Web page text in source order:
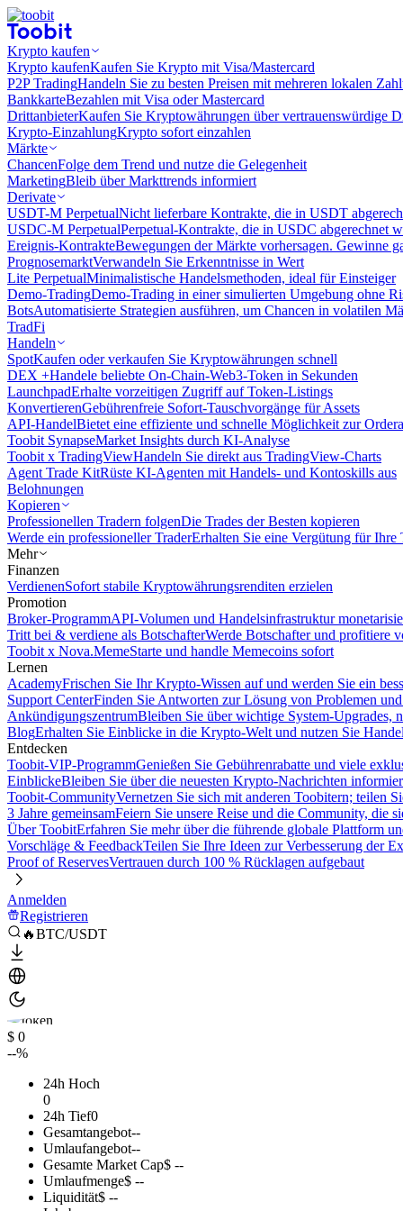
Krypto kaufen
Krypto kaufenKaufen Sie Krypto mit Visa/Mastercard
P2P TradingHandeln Sie zu besten Preisen mit mehreren lokalen
BankkarteBezahlen mit Visa oder Mastercard
DrittanbieterKaufen Sie Kryptowährungen über vertrauenswürdige
Krypto-EinzahlungKrypto sofort einzahlen
Märkte
ChancenFolge dem Trend und nutze die Gelegenheit
MarketingBleib über Markttrends informiert
Derivate
USDT-M PerpetualNicht lieferbare Kontrakte, die in USDT
USDC-M PerpetualPerpetual-Kontrakte, die in USDC abgerechnet
Ereignis-KontrakteBewegungen der Märkte vorhersagen. Gewinne
PrognosemarktVerwandeln Sie Erkenntnisse in Wert
Lite PerpetualMinimalistische Handelsmethoden, ideal für Einsteiger
Demo-TradingDemo-Trading in einer simulierten Umgebung ohne
BotsAutomatisierte Strategien ausführen, um Chancen in volatilen
TradFi
Handeln
SpotKaufen oder verkaufen Sie Kryptowährungen schnell
DEX +Handele beliebte On-Chain-Web3-Token in Sekunden
LaunchpadErhalte vorzeitigen Zugriff auf Token-Listings
KonvertierenGebührenfreie Sofort-Tauschvorgänge für Assets
API-HandelBietet eine effiziente und schnelle Möglichkeit zur
Toobit SynapseMarket Insights durch KI-Analyse
Toobit x TradingViewHandeln Sie direkt aus TradingView-Charts
Agent Trade KitRüste KI-Agenten mit Handels- und Kontoskills aus
Belohnungen
Kopieren
Professionellen Tradern folgenDie Trades der Besten kopieren
Werde ein professioneller TraderErhalten Sie eine Vergütung für Ihre
Mehr
Finanzen
VerdienenSofort stabile Kryptowährungsrenditen erzielen
Promotion
Broker-ProgrammAPI-Volumen und Handelsinfrastruktur
Tritt bei & verdiene als BotschafterWerde Botschafter und profitiere
Toobit x Nova.MemeStarte und handle Memecoins sofort
Lernen
AcademyFrischen Sie Ihr Krypto-Wissen auf und werden Sie ein
Support CenterFinden Sie Antworten zur Lösung von Problemen
AnkündigungszentrumBleiben Sie über wichtige System-Upgrades,
BlogErhalten Sie Einblicke in die Krypto-Welt und nutzen Sie
Entdecken
Toobit-VIP-ProgrammGenießen Sie Gebührenrabatte und viele
EinblickeBleiben Sie über die neuesten Krypto-Nachrichten
Toobit-CommunityVernetzen Sie sich mit anderen Toobitern; teilen
3 Jahre gemeinsamFeiern Sie unsere Reise und die Community, die
Über ToobitErfahren Sie mehr über die führende globale Plattform
Vorschläge & FeedbackTeilen Sie Ihre Ideen zur Verbesserung der
Proof of ReservesVertrauen durch 100 % Rücklagen aufgebaut
Anmelden
Registrieren
🔥BTC/USDT
$ 0
--%
24h Hoch
0
24h Tief0
Gesamtangebot--
Umlaufangebot--
Gesamte Market Cap$ --
Umlaufmenge$ --
Liquidität$ --